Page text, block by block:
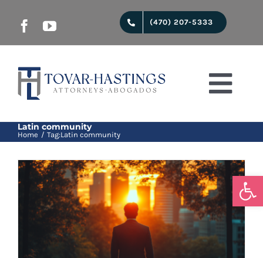
(470) 207-5333
Start
Juridical services
About us
Latin community
Home Tag:Latin community